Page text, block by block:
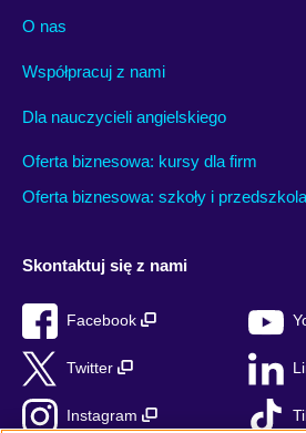
O nas
Współpracuj z nami
Dla nauczycieli angielskiego
Oferta biznesowa: kursy dla firm
Oferta biznesowa: szkoły i przedszkola
Skontaktuj się z nami
Facebook
Twitter
Instagram